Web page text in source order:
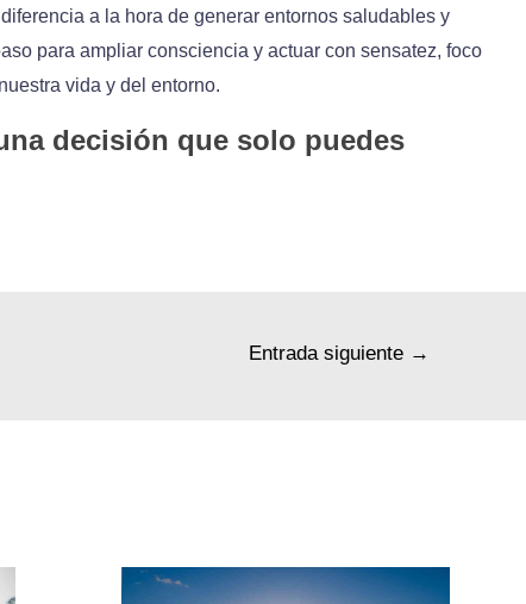
a la hora de generar entornos saludables y
para ampliar consciencia y actuar con sensatez, foco
vida y del entorno.
decisión que solo puedes
Entrada siguiente →